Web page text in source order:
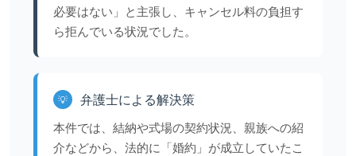
必要はない」と主張し、キャンセル料の負担す
ら拒んでいる状況でした。
💡 弁護士による解決策
本件では、結納や式場の契約状況、親族への紹
介などから、法的に「婚約」が成立していたこ